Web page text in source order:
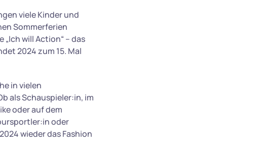
viele Kinder und
Sommerferien
will Action“ – das
2024 zum 15. Mal
in vielen
als Schauspieler:in, im
oder auf dem
oder
wieder das Fashion